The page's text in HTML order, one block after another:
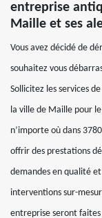
entreprise
Maille et ses
Vous avez décidé de
souhaitez vous
Sollicitez les services
la ville de Maille pour
n’importe où dans
offrir des prestations
demandes en qualité
interventions sur-
entreprise seront faites